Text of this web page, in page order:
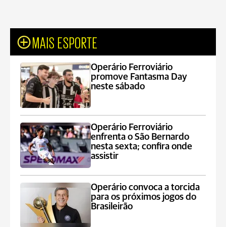
MAIS ESPORTE
Operário Ferroviário
promove Fantasma Day
neste sábado
Operário Ferroviário
enfrenta o São Bernardo
nesta sexta; confira onde
assistir
Operário convoca a torcida
para os próximos jogos do
Brasileirão